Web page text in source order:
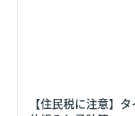
【住民税に注意】